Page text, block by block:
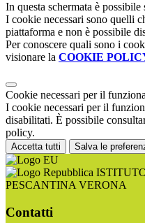
In questa schermata è
I cookie necessari sono quelli
piattaforma e non è possibile
Per conoscere quali sono i
visionare la COOKIE
Cookie necessari per il
I cookie necessari per il
disabilitati. È possibile
policy.
Accetta tutti Salva le
PESCANTINA VERONA
Contatti